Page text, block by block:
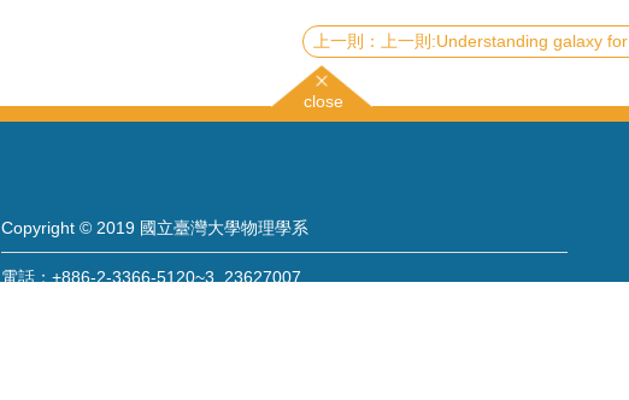
上一則:Understanding galaxy formation through the physics of the interstellar medium
close
Copyright © 2019 國立臺灣大學物理學系
電話：+886-2-3366-5120~3 23627007